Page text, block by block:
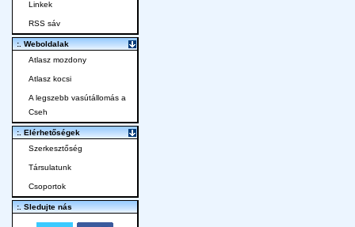
Linkek
RSS sáv
:. Weboldalak
Atlasz mozdony
Atlasz kocsi
A legszebb vasútállomás a
Cseh
:. Elérhetőségek
Szerkesztőség
Társulatunk
Csoportok
:. Sledujte nás